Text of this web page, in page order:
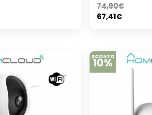
74,90€
67,41€
SCONTO
10%